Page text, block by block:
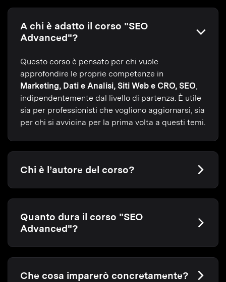
A chi è adatto il corso "SEO
Advanced"?
Questo corso è pensato per chi vuole
approfondire le proprie competenze in
Marketing, Dati e Analisi, Siti Web e CRO, SEO
indipendentemente dal livello di partenza. È utile
sia per professionisti che vogliono aggiornarsi, sia
per chi si avvicina per la prima volta a questi temi.
Chi è l’autore del corso?
Quanto dura il corso "SEO
Advanced"?
Che cosa imparerò concretamente?